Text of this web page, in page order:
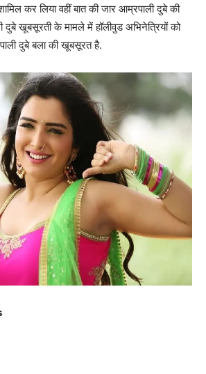
कर लिया वहीं बात की जार आम्रपाली दुबे की
दुबे खूबसूरती के मामले में हॉलीवुड अभिनेत्रियों को
दुबे बला की खूबसूरत है.